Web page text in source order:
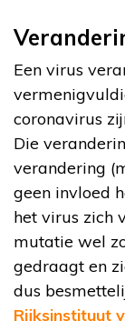
Een virus
coronavirus
Die
verandering
geen invloed
het virus zich
mutatie wel
gedraagt en
dus
Rijksinstituut